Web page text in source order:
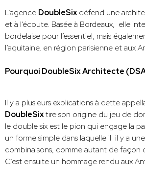
L’agence DoubleSixdéfend une
et à l’écoute. Basée à Bordeaux, elle
bordelaise pour l’essentiel, mais
l’aquitaine, en région parisienne et aux
Pourquoi DoubleSix Architecte
Il y a plusieurs explications à cette
DoubleSixtire son origine du jeu de
le double six est le pion qui engage la
un forme simple dans laquelle il il y a
combinaisons, comme autant de façon
C’est ensuite un hommage rendu aux